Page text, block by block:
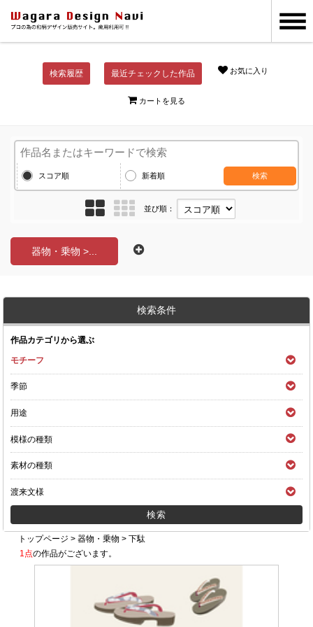
検索履歴 最近チェックした作品 お気に入り
カートを見る
スコア順 新着順 検索
並び順：
器物・乗物 >...
検索条件
作品カテゴリから選ぶ
モチーフ
季節
用途
模様の種類
素材の種類
渡来文様
トップページ >器物・乗物 >下駄
1点の作品がございます。